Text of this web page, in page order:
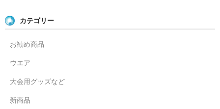
カテゴリー
お勧め商品
ウエア
大会用グッズなど
新商品